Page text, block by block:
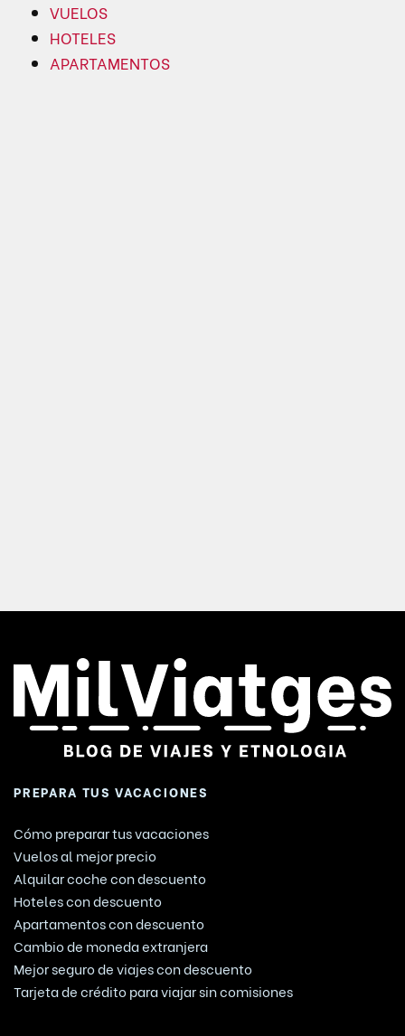
VUELOS
HOTELES
APARTAMENTOS
PREPARA TUS VACACIONES
Cómo preparar tus vacaciones
Vuelos al mejor precio
Alquilar coche con descuento
Hoteles con descuento
Apartamentos con descuento
Cambio de moneda extranjera
Mejor seguro de viajes con descuento
Tarjeta de crédito para viajar sin comisiones